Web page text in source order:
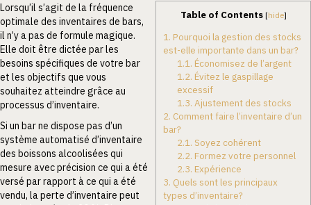
Table of Contents [hide]
1. Pourquoi la gestion des stocks
est-elle importante dans un bar?
1.1. Économisez de l’argent
1.2. Évitez le gaspillage
excessif
1.3. Ajustement des stocks
2. Comment faire l’inventaire d’un
bar?
2.1. Soyez cohérent
2.2. Formez votre personnel
2.3. Expérience
3. Quels sont les principaux
types d’inventaire?
Lorsqu’il s’agit de la fréquence
optimale des inventaires de bars,
il n’y a pas de formule magique.
Elle doit être dictée par les
besoins spécifiques de votre bar
et les objectifs que vous
souhaitez atteindre grâce au
processus d’inventaire.
Si un bar ne dispose pas d’un
système automatisé d’inventaire
des boissons alcoolisées qui
mesure avec précision ce qui a été
versé par rapport à ce qui a été
vendu, la perte d’inventaire peut